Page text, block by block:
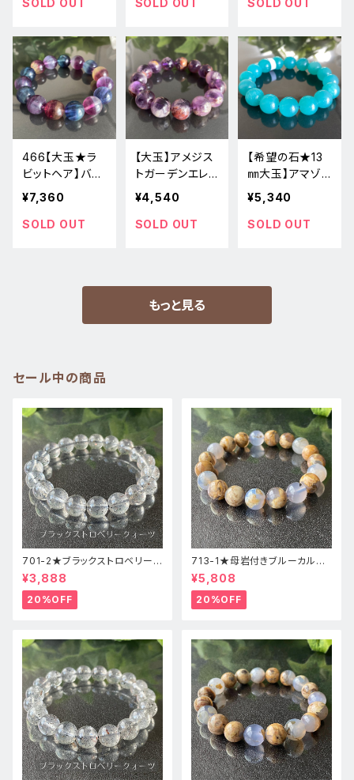
466【大玉★ラ
ビットヘア】バイ
カラーフローラ
イト★天然石パ
ワーストーンブレ
¥7,360
SOLD OUT
【大玉】アメジス
トガーデンエレ
スチャル★438-
3天然石ブレスレ
ットパワーストー
¥4,540
SOLD OUT
【希望の石★13
㎜大玉】アマゾ
ナイト★291-4
天然石パワース
トーンブレスレッ
¥5,340
SOLD OUT
もっと見る
セール中の商品
701-2★ブラックストロベリーク
ォーツ【高品質】天然石ブレスレ
ッパワーストーン
¥3,888
20%OFF
713-1★母岩付きブルーカルセ
ドニー【高品質】天然石ブレスレ
ットパワーストーン
¥5,808
20%OFF